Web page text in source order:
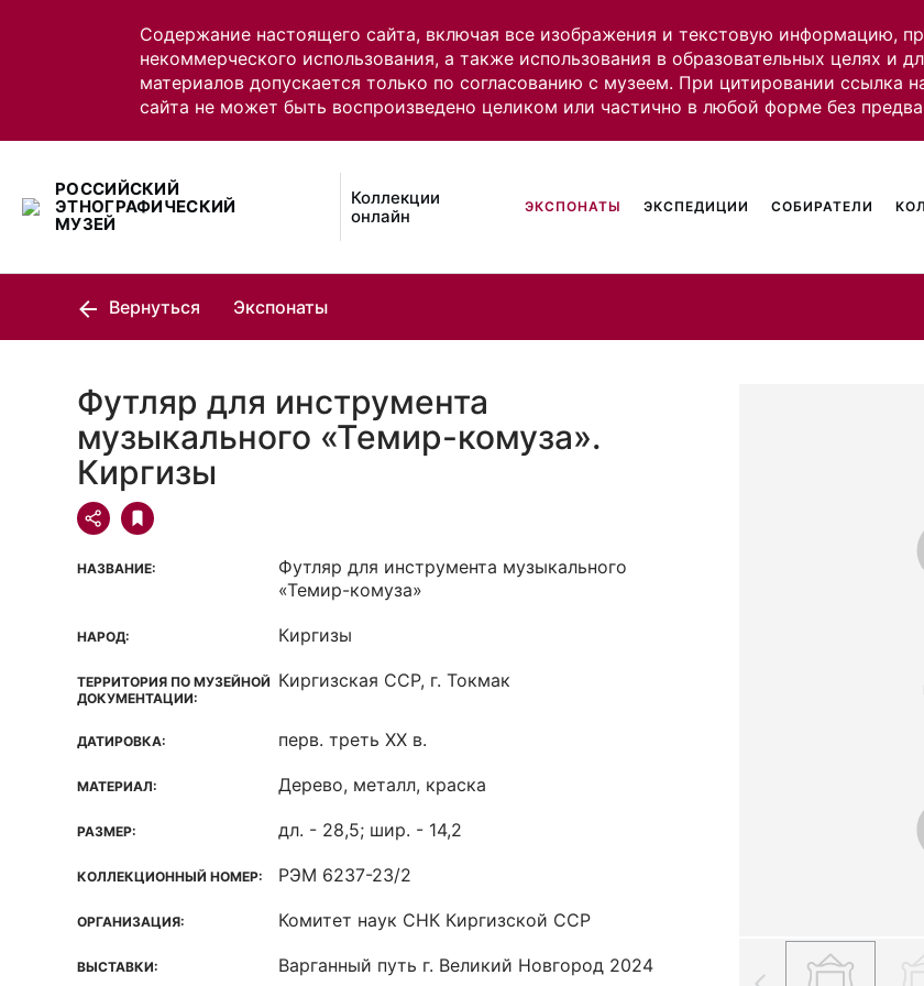
Содержание настоящего сайта, включая все изображения и текстовую информацию,
некоммерческого использования, а также использования в образовательных целях и
материалов допускается только по согласованию с музеем. При цитировании ссылка
сайта не может быть воспроизведено целиком или частично в любой форме без
РОССИЙСКИЙ
ЭТНОГРАФИЧЕСКИЙ
МУЗЕЙ
Коллекции
онлайн
ЭКСПОНАТЫ ЭКСПЕДИЦИИ СОБИРАТЕЛИ
Вернуться Экспонаты
Футляр для инструмента
музыкального «Темир-комуза».
Киргизы
НАЗВАНИЕ:
Футляр для инструмента музыкального
«Темир-комуза»
НАРОД: Киргизы
ТЕРРИТОРИЯ ПО МУЗЕЙНОЙ
ДОКУМЕНТАЦИИ:
Киргизская ССР, г. Токмак
ДАТИРОВКА: перв. треть XX в.
МАТЕРИАЛ: Дерево, металл, краска
РАЗМЕР: дл. - 28,5; шир. - 14,2
КОЛЛЕКЦИОННЫЙ НОМЕР: РЭМ 6237-23/2
ОРГАНИЗАЦИЯ: Комитет наук СНК Киргизской ССР
ВЫСТАВКИ: Варганный путь г. Великий Новгород 2024